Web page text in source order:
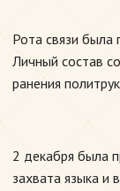
Рота связи
Личный состав
ранения
2 декабря была
захвата языка и